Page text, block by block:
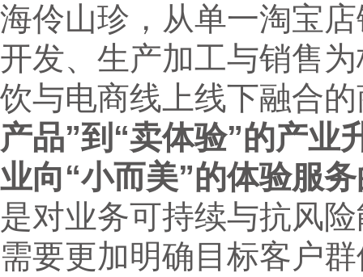
海伶山珍，从单一淘宝
开发、生产加工与销售
饮与电商线上线下融合
产品”到“卖体验”的产业
业向“小而美”的体验服
是对业务可持续与抗风
需要更加明确目标客户